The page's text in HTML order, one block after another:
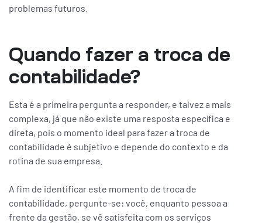
problemas futuros.
Quando fazer a troca de
contabilidade?
Esta é a primeira pergunta a responder, e talvez a mais
complexa, já que não existe uma resposta específica e
direta, pois o momento ideal para fazer a troca de
contabilidade é subjetivo e depende do contexto e da
rotina de sua empresa.
A fim de identificar este momento de troca de
contabilidade, pergunte-se: você, enquanto pessoa a
frente da gestão, se vê satisfeita com os serviços